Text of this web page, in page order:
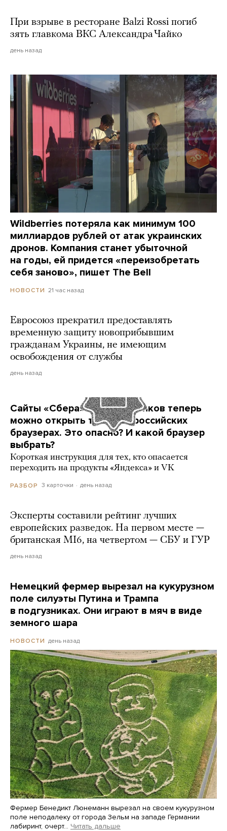
При взрыве в ресторане Balzi Rossi погиб
зять главкома ВКС Александра Чайко
день назад
Wildberries потеряла как минимум 100
миллиардов рублей от атак украинских
дронов. Компания станет убыточной
на годы, ей придется «переизобретать
себя заново», пишет The Bell
НОВОСТИ 21 час назад
Евросоюз прекратил предоставлять
временную защиту новоприбывшим
гражданам Украины, не имеющим
освобождения от службы
день назад
Сайты «Сбера» и других банков теперь
можно открыть только в российских
браузерах. Это опасно? И какой браузер
выбрать?
Короткая инструкция для тех, кто опасается
переходить на продукты «Яндекса» и VK
РАЗБОР 3 карточки день назад
Эксперты составили рейтинг лучших
европейских разведок. На первом месте —
британская MI6, на четвертом — СБУ и ГУР
день назад
Немецкий фермер вырезал на кукурузном
поле силуэты Путина и Трампа
в подгузниках. Они играют в мяч в виде
земного шара
НОВОСТИ день назад
Фермер Бенедикт Люнеманн вырезал на своем кукурузном
поле неподалеку от города Зельм на западе Германии
лабиринт, очерт… Читать дальше